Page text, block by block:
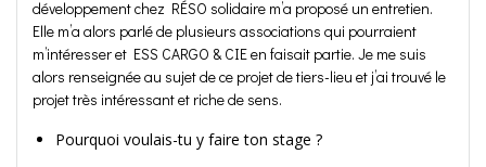
développement chez RÉSO solidaire m’a proposé un entretien.
Elle m’a alors parlé de plusieurs associations qui pourraient
m’intéresser et ESS CARGO & CIE en faisait partie. Je me suis
alors renseignée au sujet de ce projet de tiers-lieu et j’ai trouvé le
projet très intéressant et riche de sens.
Pourquoi voulais-tu y faire ton stage ?